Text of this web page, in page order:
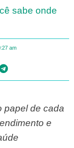
sabe onde
am
e